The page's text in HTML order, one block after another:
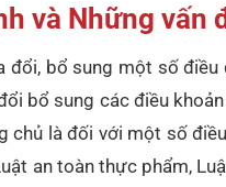
và Những vấn
đổi, bổ sung một số điều
bổ sung các điều
là đối với một số
an toàn thực phẩm,